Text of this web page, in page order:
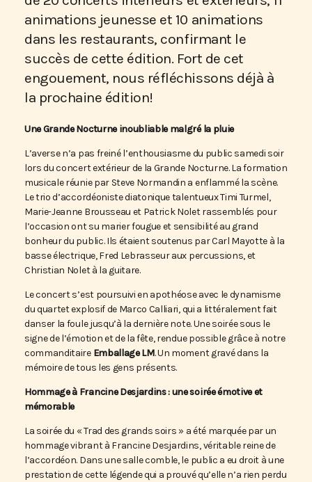
animations jeunesse et 10 animations
dans les restaurants, confirmant le
succès de cette édition. Fort de cet
engouement, nous réfléchissons déjà à
la prochaine édition!
Une Grande Nocturne inoubliable malgré la pluie
L’averse n’a pas freiné l’enthousiasme du public samedi soir
lors du concert extérieur de la Grande Nocturne. La formation
musicale réunie par Steve Normandin a enflammé la scène.
Le trio d’accordéoniste diatonique talentueux Timi Turmel,
Marie-Jeanne Brousseau et Patrick Nolet rassemblés pour
l’occasion ont su marier fougue et sensibilité au grand
bonheur du public. Ils étaient soutenus par Carl Mayotte à la
basse électrique, Fred Lebrasseur aux percussions, et
Christian Nolet à la guitare.
Le concert s’est poursuivi en apothéose avec le dynamisme
du quartet explosif de Marco Calliari, qui a littéralement fait
danser la foule jusqu’à la dernière note. Une soirée sous le
signe de l’émotion et de la fête, rendue possible grâce à notre
commanditaire Emballage LM. Un moment gravé dans la
mémoire de tous les gens présents.
Hommage à Francine Desjardins : une soirée émotive et
mémorable
La soirée du « Trad des grands soirs » a été marquée par un
hommage vibrant à Francine Desjardins, véritable reine de
l’accordéon. Dans une salle comble, le public a eu droit à une
prestation de cette légende qui a prouvé qu’elle n’a rien perdu